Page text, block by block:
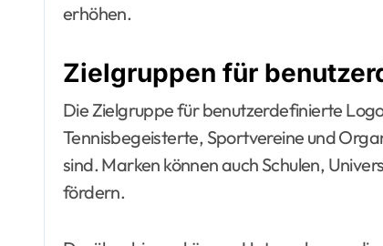
erhöhen.
Zielgruppen für
Die Zielgruppe für benutzerdefinierte
Tennisbegeisterte, Sportvereine und
sind. Marken können auch Schulen,
fördern.